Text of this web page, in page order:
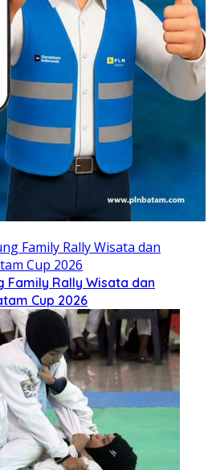
Family Rally Wisata dan
Cup 2026